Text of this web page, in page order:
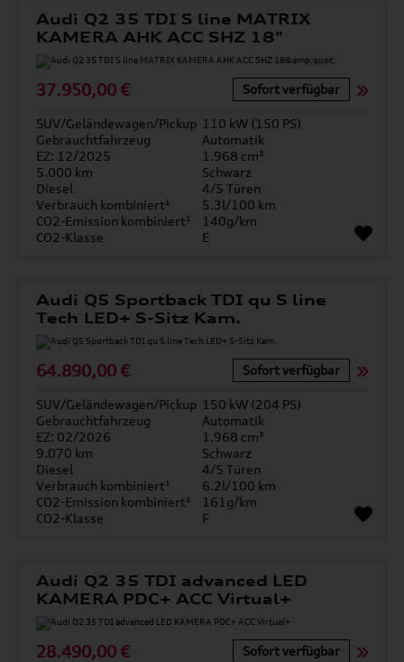
Audi Q2 35 TDI S line MATRIX
KAMERA AHK ACC SHZ 18"
37.950,00 € Sofort verfügbar
SUV/Geländewagen/Pickup 110 kW (150 PS)
Gebrauchtfahrzeug
Automatik
EZ: 12/2025
1.968 cm³
5.000 km
Schwarz
Diesel
4/5 Türen
Verbrauch kombiniert¹
5.3l/100 km
CO2-Emission kombiniert¹
140g/km
CO2-Klasse
E
Audi Q5 Sportback TDI qu S line
Tech LED+ S-Sitz Kam.
64.890,00 € Sofort verfügbar
SUV/Geländewagen/Pickup 150 kW (204 PS)
Gebrauchtfahrzeug
Automatik
EZ: 02/2026
1.968 cm³
9.070 km
Schwarz
Diesel
4/5 Türen
Verbrauch kombiniert¹
6.2l/100 km
CO2-Emission kombiniert¹
161g/km
CO2-Klasse
F
Audi Q2 35 TDI advanced LED
KAMERA PDC+ ACC Virtual+
28.490,00 € Sofort verfügbar